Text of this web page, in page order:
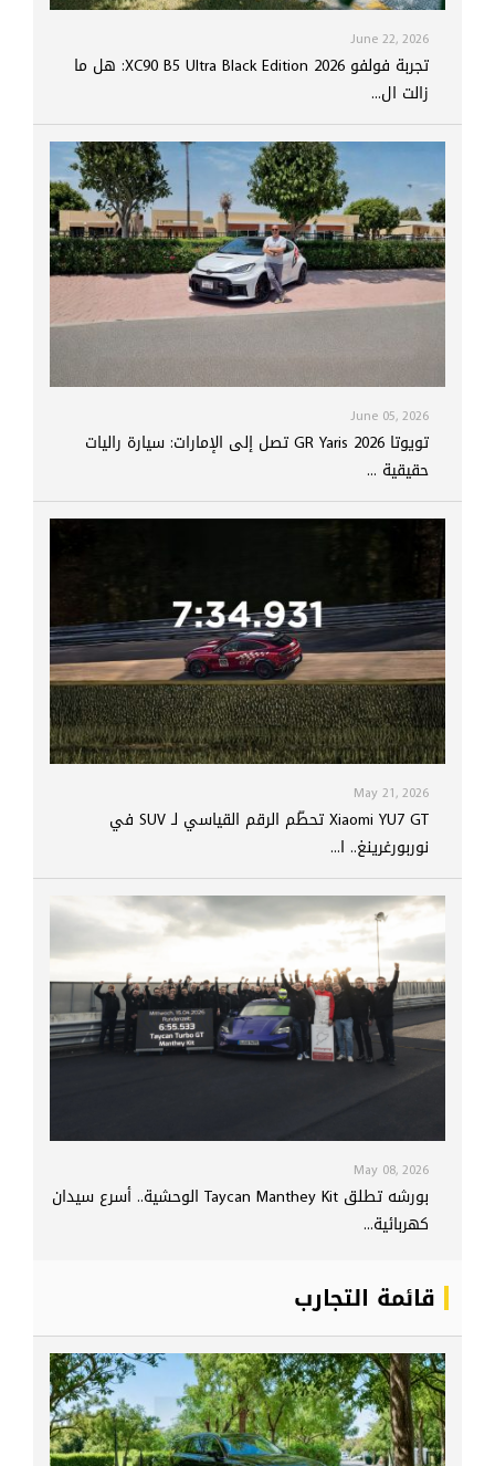
June 22, 2026
تجربة فولفو XC90 B5 Ultra Black Edition 2026: هل ما
زالت ال...
June 05, 2026
تويوتا GR Yaris 2026 تصل إلى الإمارات: سيارة راليات
حقيقية ...
May 21, 2026
Xiaomi YU7 GT تحطّم الرقم القياسي لـ SUV في
نوربورغرينغ.. ا...
May 08, 2026
بورشه تطلق Taycan Manthey Kit الوحشية.. أسرع سيدان
كهربائية...
قائمة التجارب